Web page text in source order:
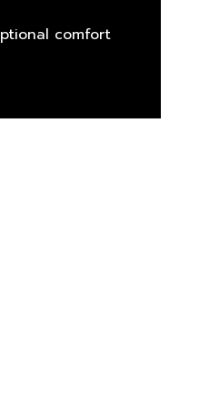
comfort